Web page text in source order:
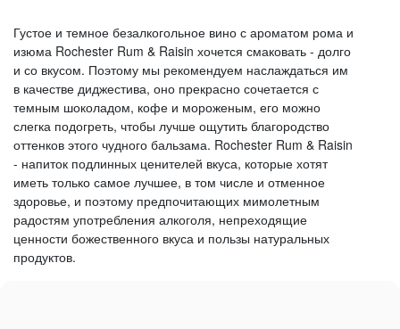
Густое и темное безалкогольное вино с ароматом рома и
изюма Rochester Rum & Raisin хочется смаковать - долго
и со вкусом. Поэтому мы рекомендуем наслаждаться им
в качестве диджестива, оно прекрасно сочетается с
темным шоколадом, кофе и мороженым, его можно
слегка подогреть, чтобы лучше ощутить благородство
оттенков этого чудного бальзама. Rochester Rum & Raisin
- напиток подлинных ценителей вкуса, которые хотят
иметь только самое лучшее, в том числе и отменное
здоровье, и поэтому предпочитающих мимолетным
радостям употребления алкоголя, непреходящие
ценности божественного вкуса и пользы натуральных
продуктов.